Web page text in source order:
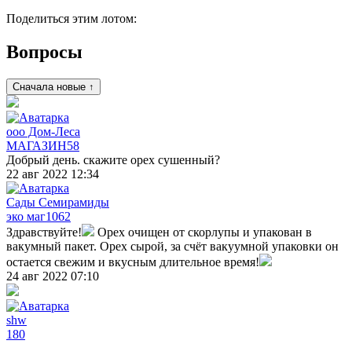
Поделиться этим лотом:
Вопросы
Сначала новые ↑
ооо Дом-Леса
МАГАЗИН58
Добрый день. скажите орех сушенный?
22 авг 2022 12:34
Сады Семирамиды
эко маг1062
Здравствуйте!
Орех очищен от скорлупы и упакован в
вакумный пакет. Орех сырой, за счёт вакуумной упаковки он
остается свежим и вкусным длительное время!
24 авг 2022 07:10
shw
180